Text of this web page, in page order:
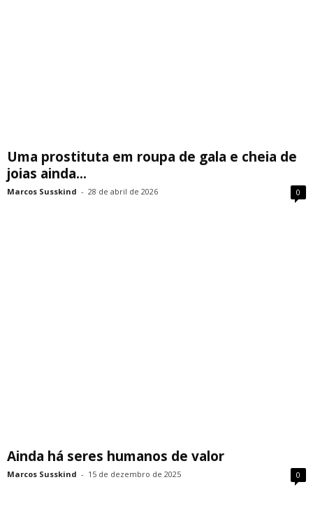
Uma prostituta em roupa de gala e cheia de
joias ainda...
Marcos Susskind - 28 de abril de 2026 0
Ainda há seres humanos de valor
Marcos Susskind - 15 de dezembro de 2025 0